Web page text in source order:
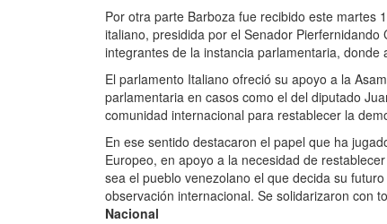
Por otra parte Barboza fue recibido este martes
italiano, presidida por el Senador
integrantes de la instancia parlamentaria, donde
El parlamento Italiano ofreció su apoyo a la
parlamentaria en casos como el del diputado
comunidad internacional para restablecer la
En ese sentido destacaron el papel que ha
Europeo, en apoyo a la necesidad de
sea el pueblo venezolano el que decida su
observación internacional. Se solidarizaron con
Nacional